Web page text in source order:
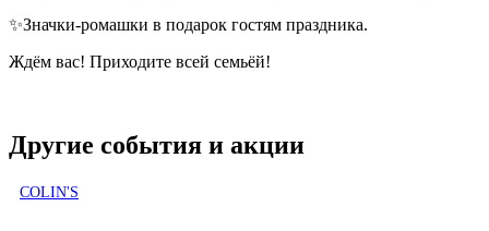
✨Значки-ромашки в подарок гостям праздника.
Ждём вас! Приходите всей семьёй!
Другие события и акции
COLIN'S